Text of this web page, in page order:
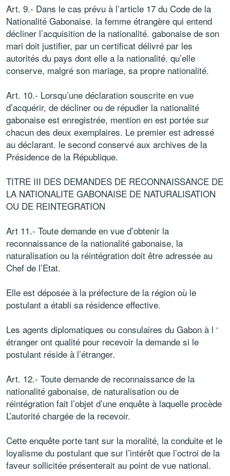
Art. 9.- Dans le cas prévu à l’article 17 du Code de la
Nationalité Gabonaise. la femme étrangère qui entend
décliner l’acquisition de la nationalité. gabonaise de son
mari doit justifier, par un certificat délivré par les
autorités du pays dont elle a la nationalité. qu’elle
conserve, malgré son mariage, sa propre nationalité.
Art. 10.- Lorsqu’une déclaration souscrite en vue
d’acquérir, de décliner ou de répudier la nationalité
gabonaise est enregistrée, mention en est portée sur
chacun des deux exemplaires. Le premier est adressé
au déclarant. le second conservé aux archives de la
Présidence de la République.
TITRE III DES DEMANDES DE RECONNAISSANCE DE
LA NATIONALITE GABONAISE DE NATURALISATION
OU DE REINTEGRATION
Art 11.- Toute demande en vue d’obtenir la
reconnaissance de la nationalité gabonaise, la
naturalisation ou la réintégration doit être adressée au
Chef de l’Etat.
Elle est déposée à la préfecture de la région où le
postulant a établi sa résidence effective.
Les agents diplomatiques ou consulaires du Gabon à l ‘
étranger ont qualité pour recevoir la demande si le
postulant réside à l’étranger.
Art. 12.- Toute demande de reconnaissance de la
nationalité gabonaise, de naturalisation ou de
réintégration fait l’objet d’une enquête à laquelle procède
L’autorité chargée de la recevoir.
Cette enquête porte tant sur la moralité, la conduite et le
loyalisme du postulant que sur l’intérêt que l’octroi de la
faveur sollicitée présenterait au point de vue national.